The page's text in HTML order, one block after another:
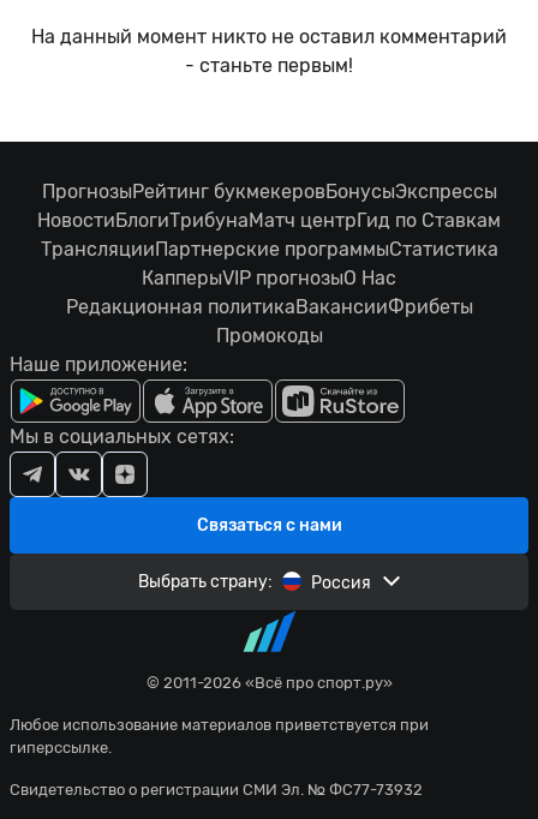
На данный момент никто не оставил комментарий
- станьте первым!
© 2011-2026 «Всё про спорт.ру»
Любое использование материалов приветствуется при
гиперссылке.
Свидетельство о регистрации СМИ Эл. № ФС77-73932
ПрогнозыРейтинг букмекеровБонусыЭкспрессы
НовостиБлогиТрибунаМатч центрГид по Ставкам
ТрансляцииПартнерские программыСтатистика
КапперыVIP прогнозыО Нас
Редакционная политикаВакансииФрибеты
Промокоды
Наше приложение:
Связаться с нами
Мы в социальных сетях:
Выбрать страну: Россия